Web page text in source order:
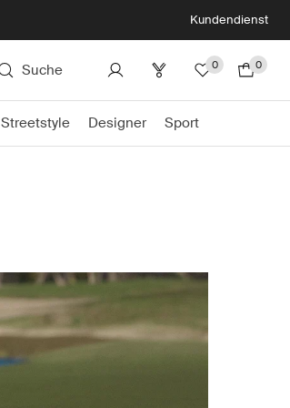
Kundendienst
Suche 0 0
Streetstyle Designer Sport